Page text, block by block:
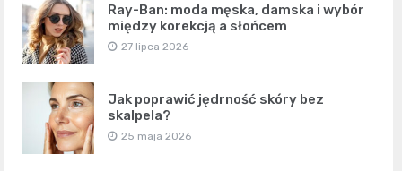
Ray-Ban: moda męska, damska i wybór
między korekcją a słońcem
27 lipca 2026
Jak poprawić jędrność skóry bez
skalpela?
25 maja 2026